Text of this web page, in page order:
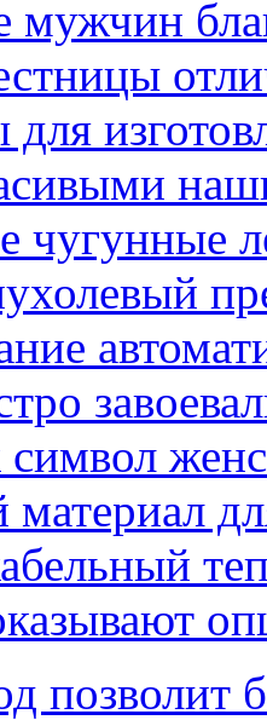
мужчин
чугунные
символ
позволит